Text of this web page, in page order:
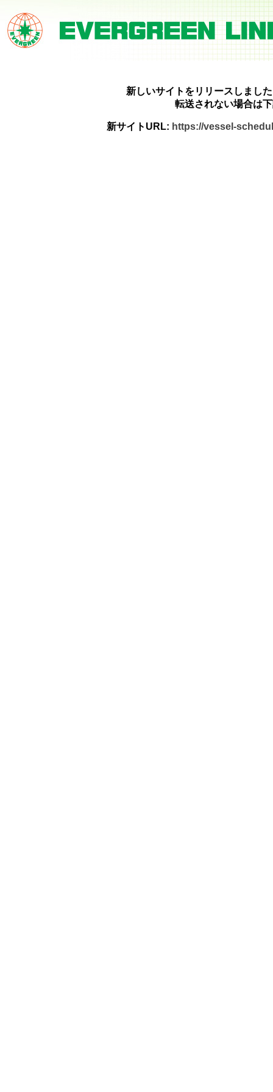
新しいサイトをリリースしまし
転送されない場合は
新サイトURL: https://vessel-